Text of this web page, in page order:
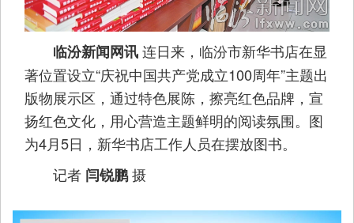
临汾新闻网讯连日来，临汾市新华书店在显
著位置设立“庆祝中国共产党成立100周年”主题出
版物展示区，通过特色展陈，擦亮红色品牌，宣
扬红色文化，用心营造主题鲜明的阅读氛围。图
为4月5日，新华书店工作人员在摆放图书。
记者 闫锐鹏摄